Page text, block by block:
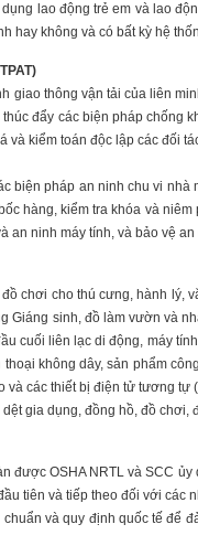
lao động trẻ em và lao
hay không và có bất kỳ hệ
giao thông vận tải của liên
đẩy các biện pháp chống
và kiểm toán độc lập các đối
biện pháp an ninh chu vi
hàng, kiểm tra khóa và
an ninh máy tính, và bảo vệ
chơi cho thú cưng, hành lý,
Giáng sinh, đồ làm vườn và
cuối liên lạc di động, máy
không dây, sản phẩm
và các thiết bị điện tử tương tự
gia dụng, đồng hồ, đồ chơi,
được OSHA NRTL và SCC
tiên và tiếp theo đối với các
và quy định quốc tế để